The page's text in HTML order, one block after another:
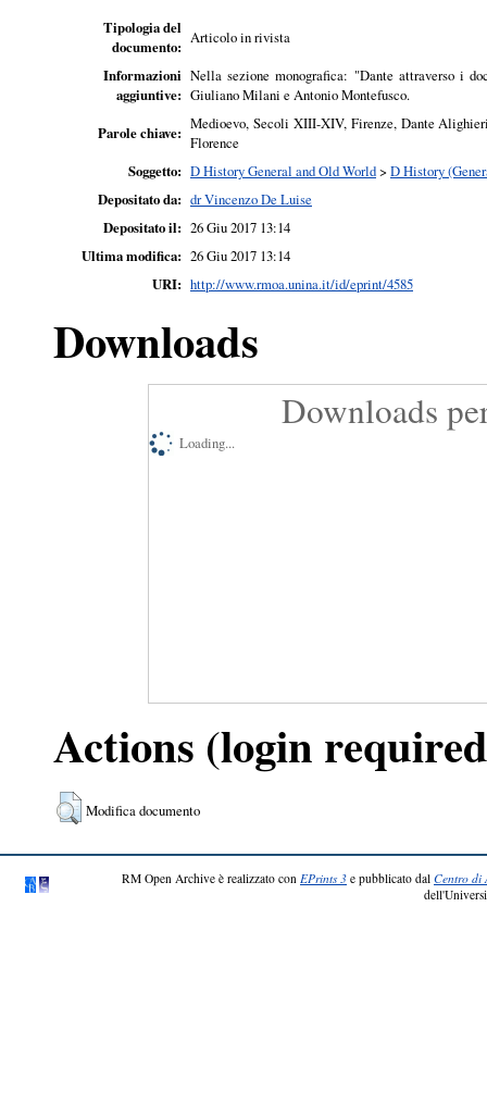
Tipologia del
documento: Articolo in rivista
Informazioni
aggiuntive:
Nella sezione monografica: "Dante attraverso i
Giuliano Milani e Antonio Montefusco.
Parole chiave: Medioevo, Secoli XIII-XIV, Firenze, Dante
Florence
Soggetto: D History General and Old World> D History
Depositato da: dr Vincenzo De Luise
Depositato il: 26 Giu 2017 13:14
Ultima modifica: 26 Giu 2017 13:14
URI: http://www.rmoa.unina.it/id/eprint/4585
Downloads
Downloads
Loading...
Actions (login
Modifica documento
RM Open Archive è realizzato con EPrints 3 e pubblicato dal Centro di